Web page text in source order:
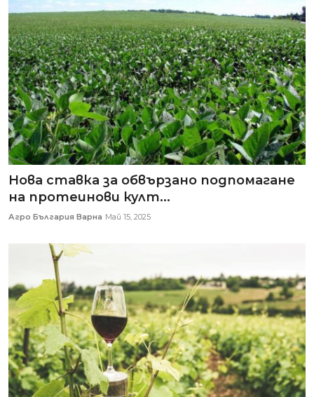
Нова ставка за обвързано подпомагане
на протеинови култ...
Агро България Варна Май 15, 2025